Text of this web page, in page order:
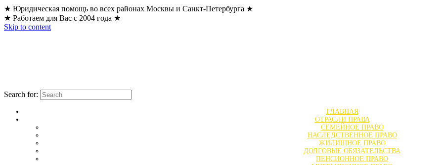
★ Юридическая помощь во всех районах Москвы и Санкт-Петербурга ★
★ Работаем для Вас с 2004 года ★
Skip to content
Search for:
ГЛАВНАЯ
ОТРАСЛИ ПРАВА
СЕМЕЙНОЕ ПРАВО
НАСЛЕДСТВЕННОЕ ПРАВО
ЖИЛИЩНОЕ ПРАВО
ДОЛГОВЫЕ ОБЯЗАТЕЛЬСТВА
ПЕНСИОННОЕ ПРАВО